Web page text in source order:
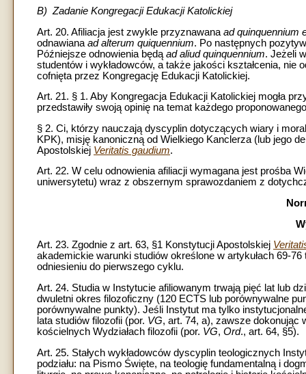
B) Zadanie Kongregacji Edukacji Katolickiej
Art. 20. Afiliacja jest zwykle przyznawana ad quinquennium
odnawiana ad alterum quiquennium. Po następnych
Późniejsze odnowienia będą ad aliud quinquennium. Jeżeli
studentów i wykładowców, a także jakości kształcenia,
cofnięta przez Kongregację Edukacji Katolickiej.
Art. 21. § 1. Aby Kongregacja Edukacji Katolickiej mogła
przedstawiły swoją opinię na temat każdego
§ 2. Ci, którzy nauczają dyscyplin dotyczących wiary i
KPK), misję kanoniczną od Wielkiego Kanclerza (lub jego
Apostolskiej Veritatis gaudium.
Art. 22. W celu odnowienia afiliacji wymagana jest prośba
uniwersytetu) wraz z obszernym sprawozdaniem z
Art. 23. Zgodnie z art. 63, §1 Konstytucji Apostolskiej
akademickie warunki studiów określone w artykułach 69-
odniesieniu do pierwszego cyklu.
Art. 24. Studia w Instytucie afiliowanym trwają pięć lat lub
dwuletni okres filozoficzny (120 ECTS lub porównywalne
porównywalne punkty). Jeśli Instytut ma tylko
lata studiów filozofii (por. VG, art. 74, a), zawsze dokonując
kościelnych Wydziałach filozofii (por. VG, Ord., art. 64, §5).
Art. 25. Stałych wykładowców dyscyplin teologicznych
podziału: na Pismo Święte, na teologię fundamentalną i